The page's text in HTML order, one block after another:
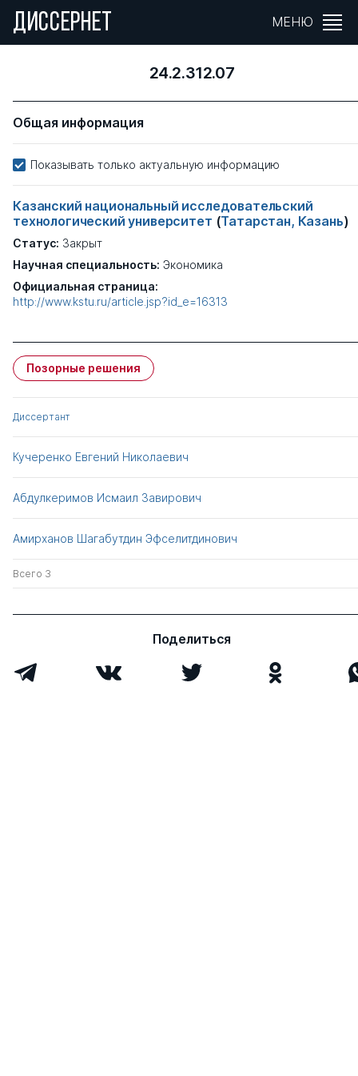
ДИССЕРНЕТ МЕНЮ
24.2.312.07
Общая информация
Показывать только актуальную информацию
Казанский национальный исследовательский
технологический университет (Татарстан, Казань)
Статус: Закрыт
Научная специальность: Экономика
Официальная страница:
http://www.kstu.ru/article.jsp?id_e=16313
Позорные решения
Диссертант
Кучеренко Евгений Николаевич
Абдулкеримов Исмаил Завирович
Амирханов Шагабутдин Эфселитдинович
Всего 3
Поделиться